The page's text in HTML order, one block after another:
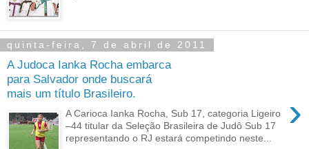
quinta-feira, 7 de abril de 2011
A Judoca Ianka Rocha embarca
para Salvador onde buscará
mais um título Brasileiro.
›
A Carioca Ianka Rocha, Sub 17, categoria Ligeiro
–44 titular da Seleção Brasileira de Judô Sub 17
representando o RJ estará competindo neste...